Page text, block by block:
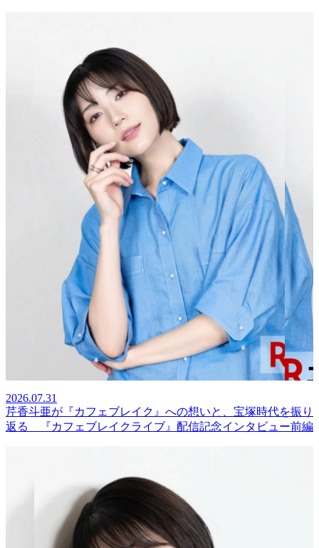
2026.07.31
芹香斗亜が『カフェブレイク』への想いと、宝塚時代を振り
返る 『カフェブレイクライブ』配信記念インタビュー前編